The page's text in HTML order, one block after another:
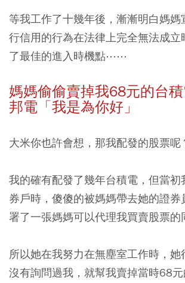
等我工作了十幾年後，漸漸明白媽媽
行信用的行為在法律上完全無法成立
了最佳的進入時機點⋯⋯
媽媽偷偷賣掉我68元的台
邦電「我是為你好」
大米你也許會想，那我配發的股票呢
我的確有配發了幾年台積電，但當初
券戶時，傻傻的被媽媽帶去她的證券
署了一張媽媽可以代理我買賣股票的
所以她在我努力在無塵室工作時，她
沒有詢問過我，就幫我賣掉當時68